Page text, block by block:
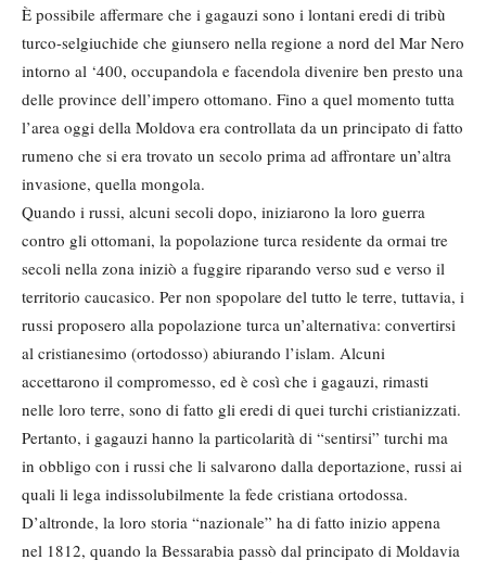
È possibile affermare che i gagauzi sono i lontani eredi di tribù
turco-selgiuchide che giunsero nella regione a nord del Mar Nero
intorno al ‘400, occupandola e facendola divenire ben presto una
delle province dell’impero ottomano. Fino a quel momento tutta
l’area oggi della Moldova era controllata da un principato di fatto
rumeno che si era trovato un secolo prima ad affrontare un’altra
invasione, quella mongola.
Quando i russi, alcuni secoli dopo, iniziarono la loro guerra
contro gli ottomani, la popolazione turca residente da ormai tre
secoli nella zona iniziò a fuggire riparando verso sud e verso il
territorio caucasico. Per non spopolare del tutto le terre, tuttavia, i
russi proposero alla popolazione turca un’alternativa: convertirsi
al cristianesimo (ortodosso) abiurando l’islam. Alcuni
accettarono il compromesso, ed è così che i gagauzi, rimasti
nelle loro terre, sono di fatto gli eredi di quei turchi cristianizzati.
Pertanto, i gagauzi hanno la particolarità di “sentirsi” turchi ma
in obbligo con i russi che li salvarono dalla deportazione, russi ai
quali li lega indissolubilmente la fede cristiana ortodossa.
D’altronde, la loro storia “nazionale” ha di fatto inizio appena
nel 1812, quando la Bessarabia passò dal principato di Moldavia